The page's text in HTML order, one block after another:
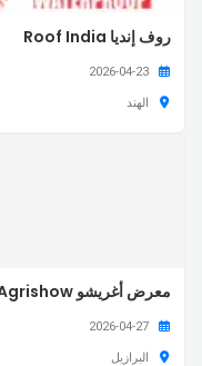
روف إنديا Roof India
الهند
معرض أغريشو Agrishow
البرازيل